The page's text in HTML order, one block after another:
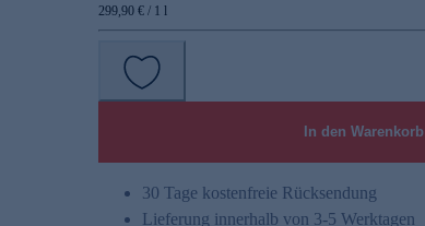
299,90 € / 1 l
In den Warenkorb
30 Tage kostenfreie Rücksendung
Lieferung innerhalb von 3-5 Werktagen